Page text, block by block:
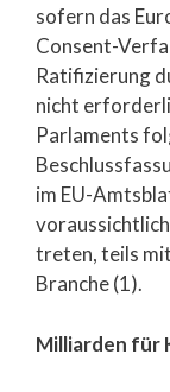
sofern das
Consent-
Ratifizierung
nicht
Parlaments
im EU-
treten, teils
Branche (1).
Milliarden für